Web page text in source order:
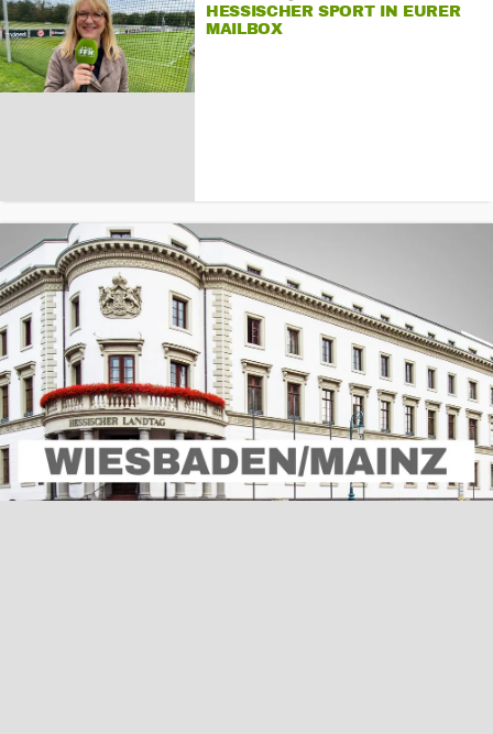
HESSISCHER SPORT IN EURER
MAILBOX